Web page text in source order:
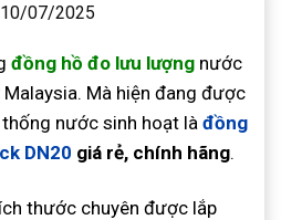
10/07/2025
đồng hồ đo lưu lượng nước
Mà hiện đang được
nước sinh hoạt là đồng
DN20 giá rẻ, chính hãng.
thước chuyên được lắp